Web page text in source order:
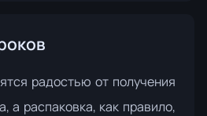
радостью от получения
а распаковка, как правило,